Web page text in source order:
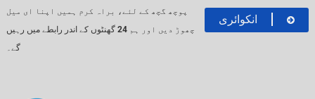
پوچھ گچھ کے لئے، براہ کرم ہمیں اپنا ای میل
چھوڑ دیں اور ہم 24 گھنٹوں کے اندر رابطے میں رہیں
گے۔
انکوائری